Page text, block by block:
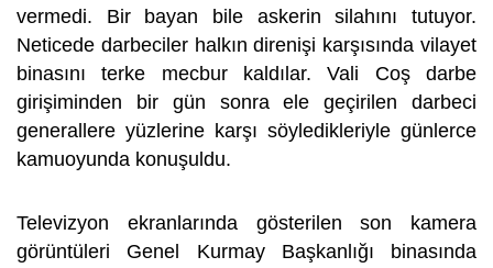
vermedi. Bir bayan bile askerin silahını tutuyor.
Neticede darbeciler halkın direnişi karşısında vilayet
binasını terke mecbur kaldılar. Vali Coş darbe
girişiminden bir gün sonra ele geçirilen darbeci
generallere yüzlerine karşı söyledikleriyle günlerce
kamuoyunda konuşuldu.
Televizyon ekranlarında gösterilen son kamera
görüntüleri Genel Kurmay Başkanlığı binasında